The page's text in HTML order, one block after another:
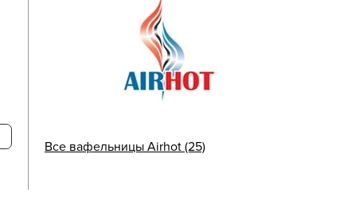
Все вафельницы Airhot (25)